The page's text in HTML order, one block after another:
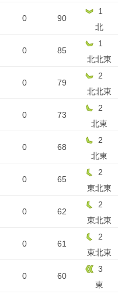
0 90
1
北
0 85
1
北北東
0 79
2
北北東
0 73
2
北東
0 68
2
北東
0 65
2
東北東
0 62
2
東北東
0 61
2
東北東
0 60
3
東